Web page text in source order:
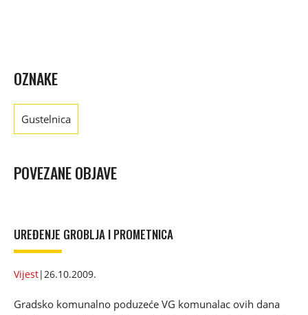
OZNAKE
Gustelnica
POVEZANE OBJAVE
UREĐENJE GROBLJA I PROMETNICA
Vijest|26.10.2009.
Gradsko komunalno poduzeće VG komunalac ovih dana